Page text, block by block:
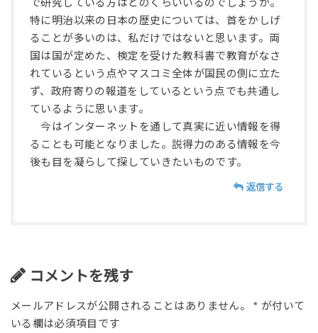
で研究している方はどのくらいいるのでしょうか。
特に明治以来の日本の歴史については、首をかしげ
ることが多いのは、私だけではないと思います。両
国は国が定めた、検定を受けた教科書で教育がなさ
れているという点やマスコミ全体が国民の側に立た
ず、政府寄りの報道をしているという点でも共通し
ているように思います。
今はインターネットを通して真実に近い情報を得
ることも可能となりました。説得力のある情報を今
後も目を凝らして探していきたいものです。
返信する
コメントを残す
メールアドレスが公開されることはありません。 * が付いて
いる欄は必須項目です